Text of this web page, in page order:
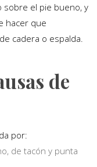
el pie bueno, y
hacer que
cadera o espalda.
de
por:
de tacón y punta